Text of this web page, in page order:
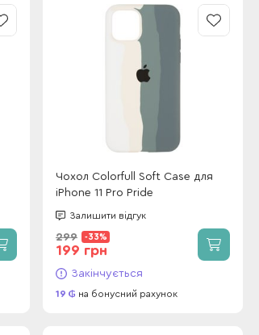
Чохол Colorfull Soft Case для
iPhone 11 Pro Pride
Залишити відгук
299 -33%
199 грн
Закінчується
19 на бонусний рахунок